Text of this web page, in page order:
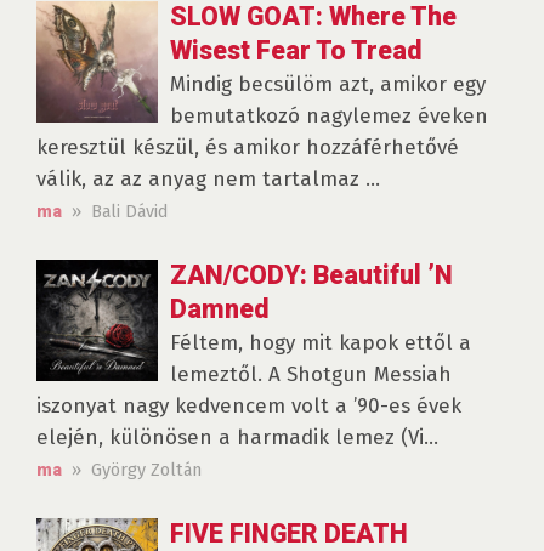
SLOW GOAT: Where The
Wisest Fear To Tread
Mindig becsülöm azt, amikor egy
bemutatkozó nagylemez éveken
keresztül készül, és amikor hozzáférhetővé
válik, az az anyag nem tartalmaz ...
ma » Bali Dávid
ZAN/CODY: Beautiful ’N
Damned
Féltem, hogy mit kapok ettől a
lemeztől. A Shotgun Messiah
iszonyat nagy kedvencem volt a ’90-es évek
elején, különösen a harmadik lemez (Vi...
ma » György Zoltán
FIVE FINGER DEATH